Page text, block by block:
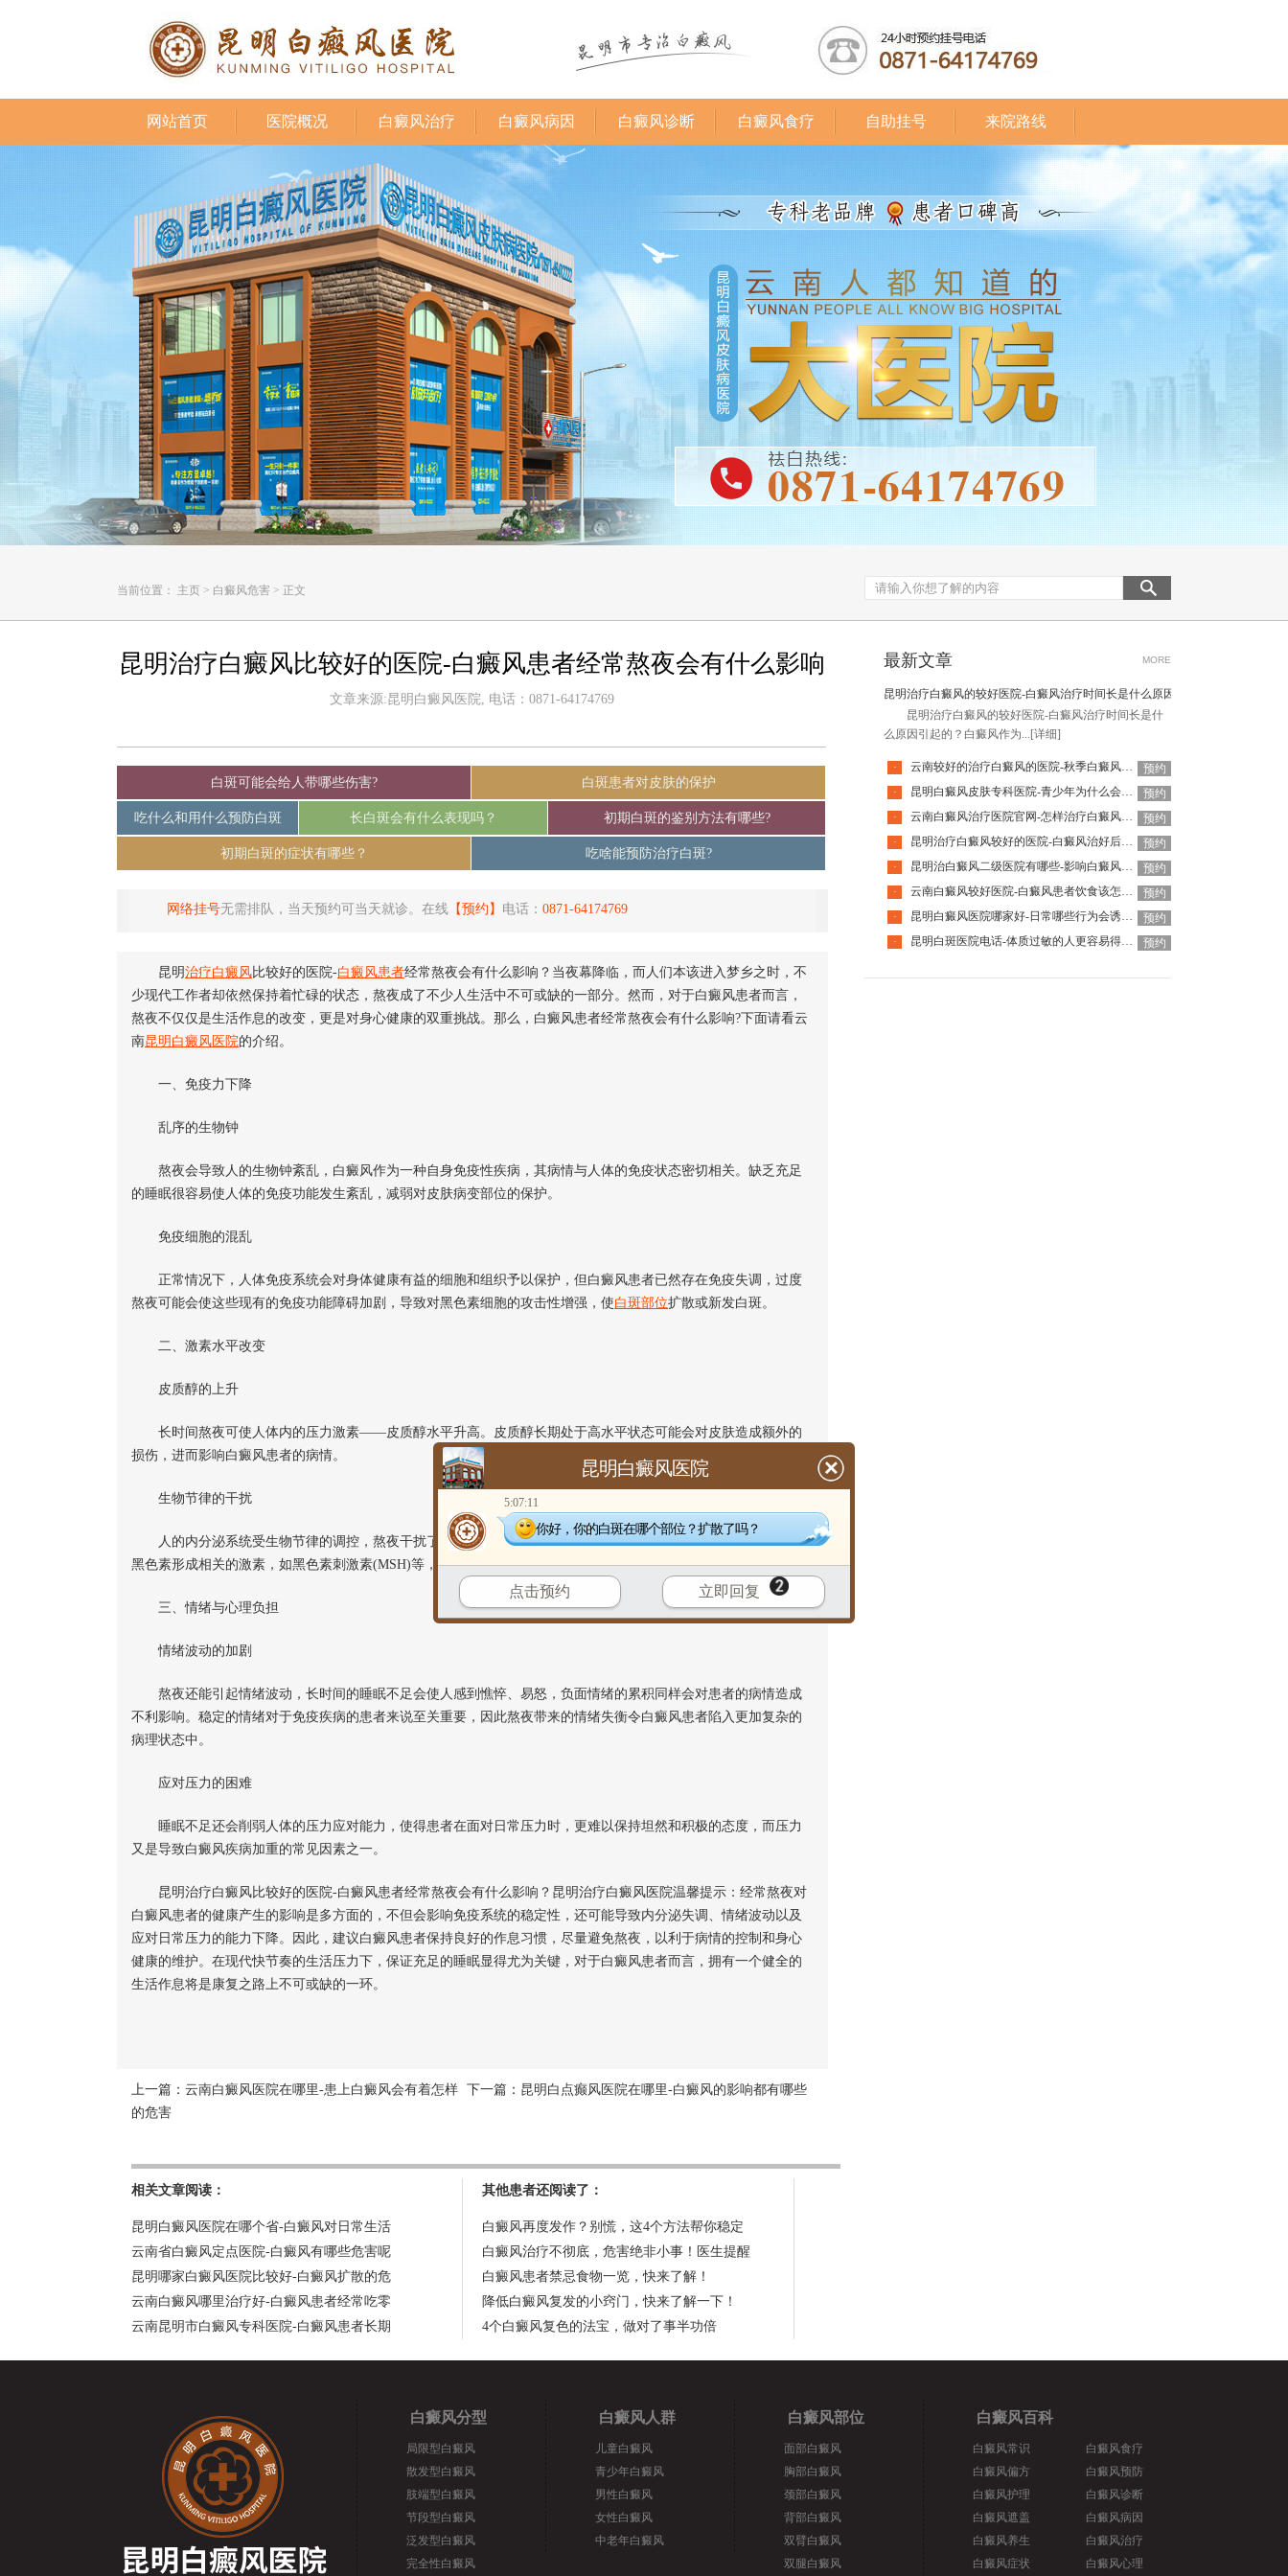
网站首页 医院概况 白癜风治疗 白癜风病因 白癜风诊断 白癜风食疗 自助挂号 来院路线
当前位置： 主页 > 白癜风危害 > 正文
昆明治疗白癜风比较好的医院-白癜风患者经常熬夜会有什么影响
文章来源:昆明白癜风医院, 电话：0871-64174769
白斑可能会给人带哪些伤害? 白斑患者对皮肤的保护
吃什么和用什么预防白斑 长白斑会有什么表现吗？ 初期白斑的鉴别方法有哪些?
初期白斑的症状有哪些？ 吃啥能预防治疗白斑?
网络挂号无需排队，当天预约可当天就诊。在线 【预约】 电话： 0871-64174769
昆明治疗白癜风比较好的医院-白癜风患者经常熬夜会有什么影响？当夜幕降临，而人们本该进入梦乡之时，不
少现代工作者却依然保持着忙碌的状态，熬夜成了不少人生活中不可或缺的一部分。然而，对于白癜风患者而言，
熬夜不仅仅是生活作息的改变，更是对身心健康的双重挑战。那么，白癜风患者经常熬夜会有什么影响?下面请看云
南昆明白癜风医院的介绍。
一、免疫力下降
乱序的生物钟
熬夜会导致人的生物钟紊乱，白癜风作为一种自身免疫性疾病，其病情与人体的免疫状态密切相关。缺乏充足
的睡眠很容易使人体的免疫功能发生紊乱，减弱对皮肤病变部位的保护。
免疫细胞的混乱
正常情况下，人体免疫系统会对身体健康有益的细胞和组织予以保护，但白癜风患者已然存在免疫失调，过度
熬夜可能会使这些现有的免疫功能障碍加剧，导致对黑色素细胞的攻击性增强，使白斑部位扩散或新发白斑。
二、激素水平改变
皮质醇的上升
长时间熬夜可使人体内的压力激素——皮质醇水平升高。皮质醇长期处于高水平状态可能会对皮肤造成额外的
损伤，进而影响白癜风患者的病情。
生物节律的干扰
人的内分泌系统受生物节律的调控，熬夜干扰了正常的内分泌节律，可能会影响到激素的正常分泌，特别是与
黑色素形成相关的激素，如黑色素刺激素(MSH)等，这些激素的变化可能会影响到白癜风的治疗和恢复进程。
三、情绪与心理负担
情绪波动的加剧
熬夜还能引起情绪波动，长时间的睡眠不足会使人感到憔悴、易怒，负面情绪的累积同样会对患者的病情造成
不利影响。稳定的情绪对于免疫疾病的患者来说至关重要，因此熬夜带来的情绪失衡令白癜风患者陷入更加复杂的
病理状态中。
应对压力的困难
睡眠不足还会削弱人体的压力应对能力，使得患者在面对日常压力时，更难以保持坦然和积极的态度，而压力
又是导致白癜风疾病加重的常见因素之一。
昆明治疗白癜风比较好的医院-白癜风患者经常熬夜会有什么影响？昆明治疗白癜风医院温馨提示：经常熬夜对
白癜风患者的健康产生的影响是多方面的，不但会影响免疫系统的稳定性，还可能导致内分泌失调、情绪波动以及
应对日常压力的能力下降。因此，建议白癜风患者保持良好的作息习惯，尽量避免熬夜，以利于病情的控制和身心
健康的维护。在现代快节奏的生活压力下，保证充足的睡眠显得尤为关键，对于白癜风患者而言，拥有一个健全的
生活作息将是康复之路上不可或缺的一环。
上一篇： 云南白癜风医院在哪里-患上白癜风会有着怎样
的危害
下一篇： 昆明白点癫风医院在哪里-白癜风的影响都有哪些
相关文章阅读：
昆明白癜风医院在哪个省-白癜风对日常生活
云南省白癜风定点医院-白癜风有哪些危害呢
昆明哪家白癜风医院比较好-白癜风扩散的危
云南白癜风哪里治疗好-白癜风患者经常吃零
云南昆明市白癜风专科医院-白癜风患者长期
其他患者还阅读了：
白癜风再度发作？别慌，这4个方法帮你稳定
白癜风治疗不彻底，危害绝非小事！医生提醒
白癜风患者禁忌食物一览，快来了解！
降低白癜风复发的小窍门，快来了解一下！
4个白癜风复色的法宝，做对了事半功倍
最新文章 MORE
昆明治疗白癜风的较好医院-白癜风治疗时间长是什么原因引起的
昆明治疗白癜风的较好医院-白癜风治疗时间长是什
么原因引起的？白癜风作为... [详细]
· 云南较好的治疗白癜风的医院-秋季白癜风该怎么护理
预约
·
昆明白癜风皮肤专科医院-青少年为什么会得白癜风呢
预约
·
云南白癜风治疗医院官网-怎样治疗白癜风才有效
预约
·
昆明治疗白癜风较好的医院-白癜风治好后还会复发吗
预约
·
昆明治白癜风二级医院有哪些-影响白癜风恢复的因素有哪些
预约
·
云南白癜风较好医院-白癜风患者饮食该怎么调整
预约
·
昆明白癜风医院哪家好-日常哪些行为会诱发白癜风呢
预约
·
昆明白斑医院电话-体质过敏的人更容易得白癜风吗 预约
白癜风分型
局限型白癜风
散发型白癜风
肢端型白癜风
节段型白癜风
泛发型白癜风
完全性白癜风
白癜风人群
儿童白癜风
青少年白癜风
男性白癜风
女性白癜风
中老年白癜风
白癜风部位
面部白癜风
胸部白癜风
颈部白癜风
背部白癜风
双臂白癜风
双腿白癜风
白癜风百科
白癜风常识
白癜风偏方
白癜风护理
白癜风遮盖
白癜风养生
白癜风症状
白癜风食疗
白癜风预防
白癜风诊断
白癜风病因
白癜风治疗
白癜风心理
昆明白癜风医院
5:07:11
你好，你的白斑在哪个部位？扩散了吗？
点击预约 立即回复